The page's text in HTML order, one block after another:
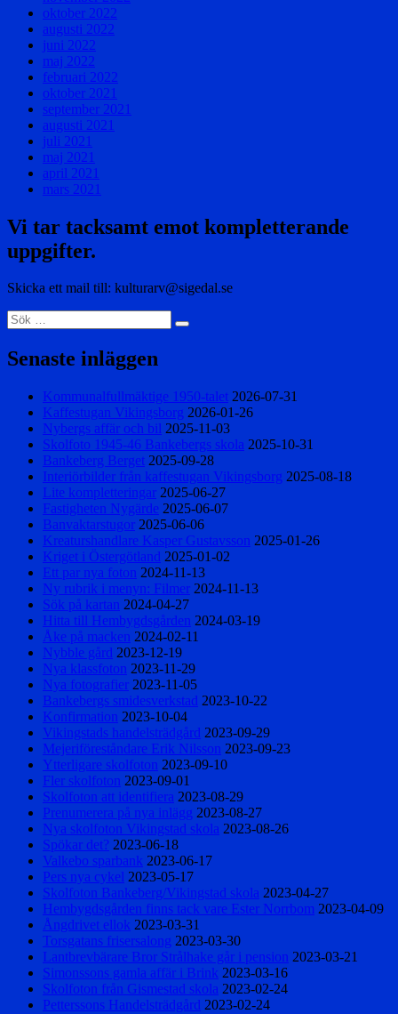
oktober 2022
augusti 2022
juni 2022
maj 2022
februari 2022
oktober 2021
september 2021
augusti 2021
juli 2021
maj 2021
april 2021
mars 2021
Vi tar tacksamt emot kompletterande
uppgifter.
Skicka ett mail till: kulturarv@sigedal.se
Sök
efter:
Sök
Senaste inläggen
Kommunalfullmäktige 1950-talet 2026-07-31
Kaffestugan Vikingsborg 2026-01-26
Nybergs affär och bil 2025-11-03
Skolfoto 1945-46 Bankebergs skola 2025-10-31
Bankeberg Berget 2025-09-28
Interiörbilder från kaffestugan Vikingsborg 2025-08-18
Lite kompletteringar 2025-06-27
Fastigheten Nygärde 2025-06-07
Banvaktarstugor 2025-06-06
Kreaturshandlare Kasper Gustavsson 2025-01-26
Kriget i Östergötland 2025-01-02
Ett par nya foton 2024-11-13
Ny rubrik i menyn: Filmer 2024-11-13
Sök på kartan 2024-04-27
Hitta till Hembygdsgården 2024-03-19
Åke på macken 2024-02-11
Nybble gård 2023-12-19
Nya klassfoton 2023-11-29
Nya fotografier 2023-11-05
Bankebergs smidesverkstad 2023-10-22
Konfirmation 2023-10-04
Vikingstads handelsträdgård 2023-09-29
Mejeriföreståndare Erik Nilsson 2023-09-23
Ytterligare skolfoton 2023-09-10
Fler skolfoton 2023-09-01
Skolfoton att identifiera 2023-08-29
Prenumerera på nya inlägg 2023-08-27
Nya skolfoton Vikingstad skola 2023-08-26
Spökar det? 2023-06-18
Valkebo sparbank 2023-06-17
Pers nya cykel 2023-05-17
Skolfoton Bankeberg/Vikingstad skola 2023-04-27
Hembygdsgården finns tack vare Ester Norrbom 2023-04-09
Ångdrivet ellok 2023-03-31
Torsgatans frisersalong 2023-03-30
Lantbrevbärare Bror Strålhake går i pension 2023-03-21
Simonssons gamla affär i Brink 2023-03-16
Skolfoton från Gismestad skola 2023-02-24
Petterssons Handelsträdgård 2023-02-24